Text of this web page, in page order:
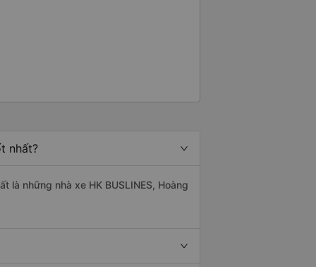
nhất?
là những nhà xe HK BUSLINES, Hoàng